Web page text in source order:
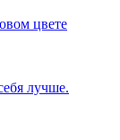
цвете
лучше.